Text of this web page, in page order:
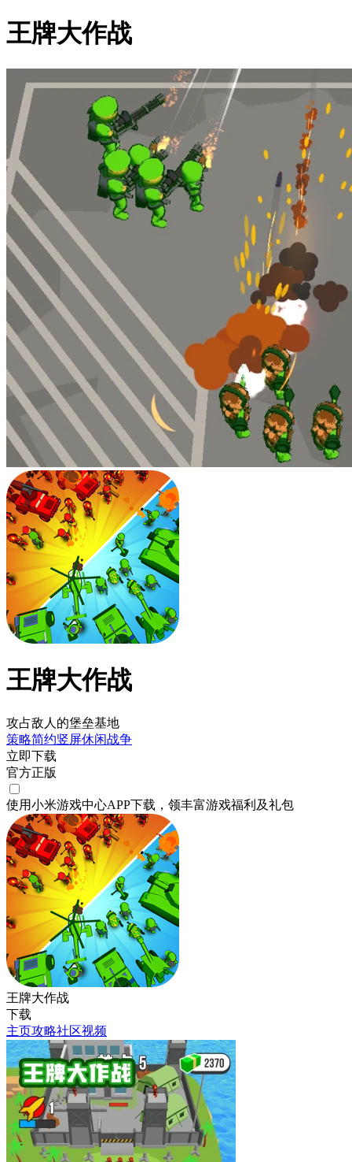
王牌大作战
王牌大作战
攻占敌人的堡垒基地
策略简约竖屏休闲战争
立即下载
官方正版
使用小米游戏中心APP下载 ，领丰富游戏福利 及礼包
王牌大作战
下载
主页攻略社区视频